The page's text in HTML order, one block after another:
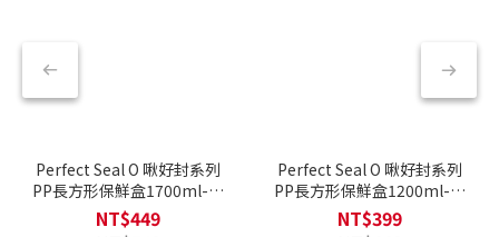
Perfect Seal O 啾好封系列
PP長方形保鮮盒1700ml-兩
色可選
NT$449
Perfect Seal O 啾好封系列
PP長方形保鮮盒1200ml-兩
色可選
NT$399